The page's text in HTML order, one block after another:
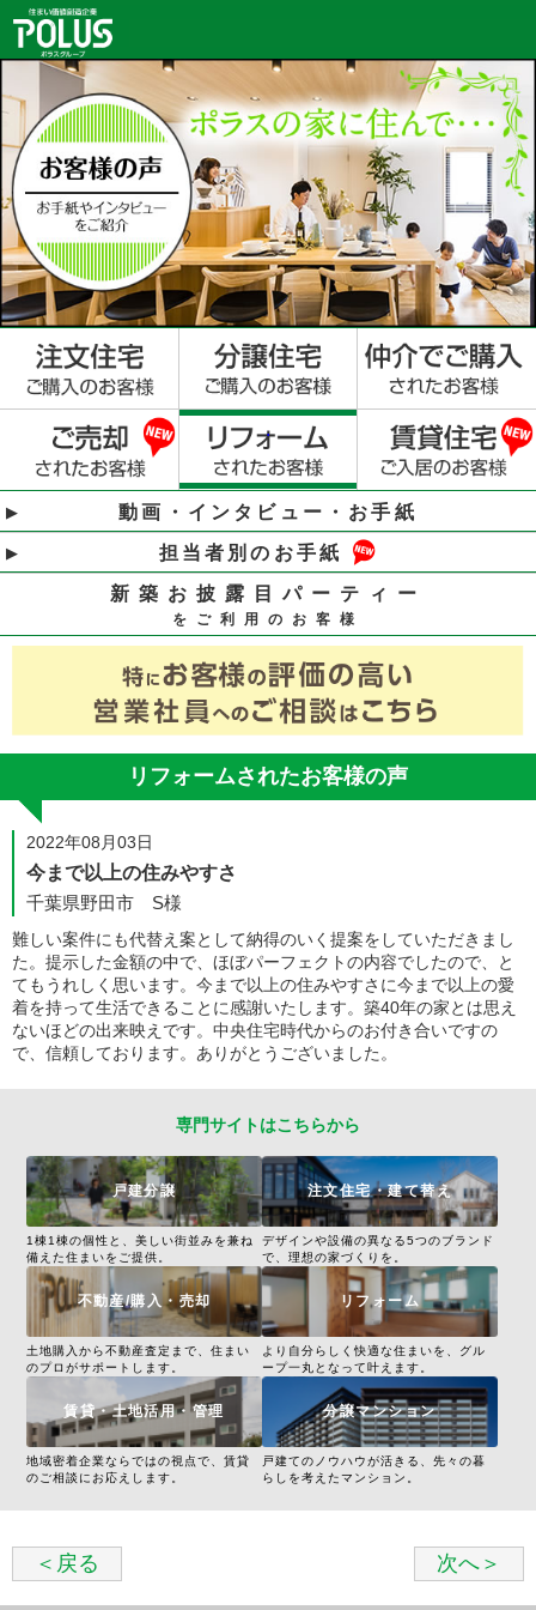
動画・インタビュー・お手紙
担当者別のお手紙
新築お披露目パーティー
をご利用のお客様
リフォームされたお客様の声
2022年08月03日
今まで以上の住みやすさ
千葉県野田市 S様
難しい案件にも代替え案として納得のいく提案をしていただきまし
た。提示した金額の中で、ほぼパーフェクトの内容でしたので、と
てもうれしく思います。今まで以上の住みやすさに今まで以上の愛
着を持って生活できることに感謝いたします。築40年の家とは思え
ないほどの出来映えです。中央住宅時代からのお付き合いですの
で、信頼しております。ありがとうございました。
専門サイトはこちらから
戸建分譲
1棟1棟の個性と、美しい街並みを兼ね
備えた住まいをご提供。
注文住宅・建て替え
デザインや設備の異なる5つのブランド
で、理想の家づくりを。
不動産/購入・売却
土地購入から不動産査定まで、住まい
のプロがサポートします。
リフォーム
より自分らしく快適な住まいを、グル
ープ一丸となって叶えます。
賃貸・土地活用・管理
地域密着企業ならではの視点で、賃貸
のご相談にお応えします。
分譲マンション
戸建てのノウハウが活きる、先々の暮
らしを考えたマンション。
＜戻る 次へ＞